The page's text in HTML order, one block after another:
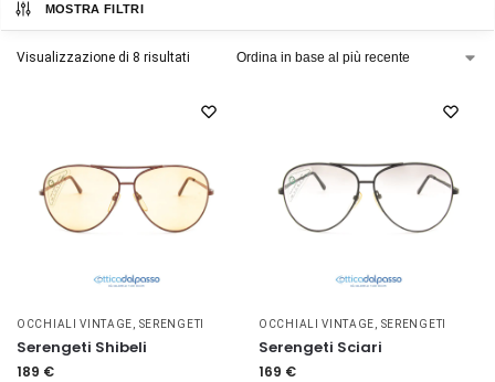
MOSTRA FILTRI
Visualizzazione di 8 risultati
OCCHIALI VINTAGE SERENGETI
Serengeti Shibeli
189 €
OCCHIALI VINTAGE SERENGETI
Serengeti Sciari
169 €